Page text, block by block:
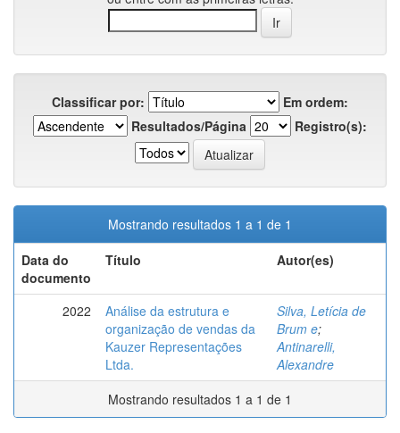
Classificar por:
Em ordem:
Resultados/Página
Registro(s):
Mostrando resultados 1 a 1 de 1
Data do
documento
Título Autor(es)
2022
Análise da estrutura e
organização de vendas da
Kauzer Representações
Ltda.
Silva, Letícia de
Brum e;
Antinarelli,
Alexandre
Mostrando resultados 1 a 1 de 1